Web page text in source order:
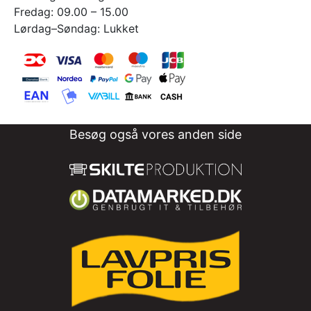
Fredag: 09.00 – 15.00
Lørdag–Søndag: Lukket
Besøg også vores anden side